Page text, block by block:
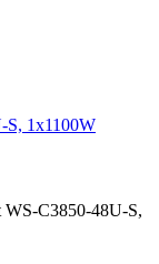
S, 1x1100W
C3850-48U-S,